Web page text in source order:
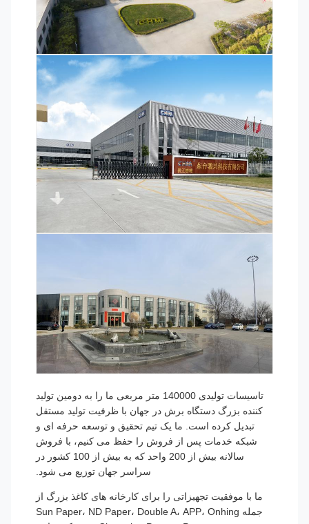
تاسیسات تولیدی 140000 متر مربعی ما را به دومین تولید
کننده بزرگ دستگاه برش در جهان با ظرفیت تولید مستقل
تبدیل کرده است. ما یک تیم تحقیق و توسعه حرفه ای و
شبکه خدمات پس از فروش را حفظ می کنیم، با فروش
سالانه بیش از 200 واحد که به بیش از 100 کشور در
سراسر جهان توزیع می شود.
ما با موفقیت تجهیزاتی را برای کارخانه های کاغذ بزرگ از
جمله Sun Paper، ND Paper، Double A، APP، Onhing